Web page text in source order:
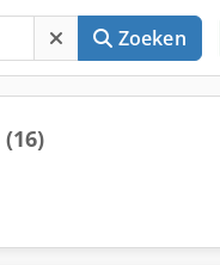
Zoeken
(16)